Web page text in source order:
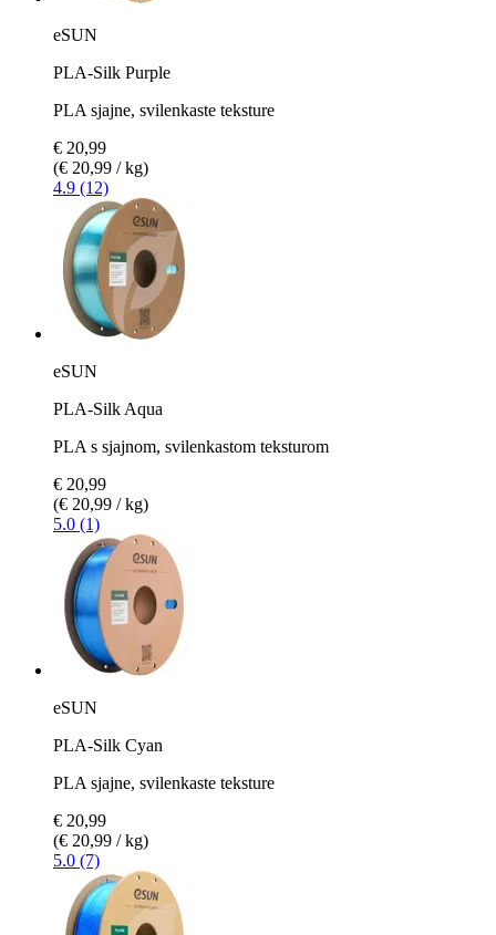
eSUN
PLA-Silk Purple
PLA sjajne, svilenkaste teksture
€ 20,99
(€ 20,99 / kg)
4.9 (12)
eSUN
PLA-Silk Aqua
PLA s sjajnom, svilenkastom teksturom
€ 20,99
(€ 20,99 / kg)
5.0 (1)
eSUN
PLA-Silk Cyan
PLA sjajne, svilenkaste teksture
€ 20,99
(€ 20,99 / kg)
5.0 (7)